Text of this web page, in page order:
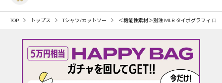
TOP トップス Tシャツ/カットソー ＜機能性素材＞別注 MLB タイポグラフィ ロ